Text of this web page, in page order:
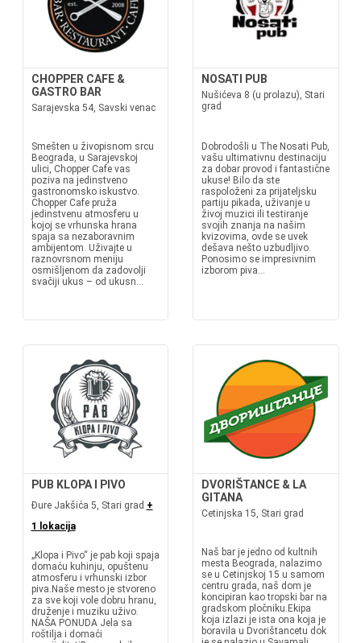
CHOPPER CAFE &
GASTRO BAR
Sarajevska 54, Savski venac
Smešten u živopisnom srcu
Beograda, u Sarajevskoj
ulici, Chopper Cafe vas
poziva na jedinstveno
gastronomsko iskustvo.
Chopper Cafe pruža
jedinstvenu atmosferu u
kojoj se vrhunska hrana
spaja sa nezaboravnim
ambijentom. Uživajte u
raznovrsnom meniju
osmišljenom da zadovolji
svačiji ukus – od ukusn...
NOSATI PUB
Nušićeva 8 (u prolazu), Stari
grad
Dobrodošli u The Nosati Pub,
vašu ultimativnu destinaciju
za dobar provod i fantastične
ukuse! Bilo da ste
raspoloženi za prijateljsku
partiju pikada, uživanje u
živoj muzici ili testiranje
svojih znanja na našim
kvizovima, ovde se uvek
dešava nešto uzbudljivo.
Ponosimo se impresivnim
izborom piva...
PUB KLOPA I PIVO
Đure Jakšića 5, Stari grad +
1 lokacija
„Klopа i Pivo“ je pab koji spaja
domaću kuhinju, opuštenu
atmosferu i vrhunski izbor
piva.Naše mesto je stvoreno
za sve koji vole dobru hranu,
druženje i muziku uživo.
NAŠA PONUDA Jela sa
roštilja i domaći
DVORIŠTANCE & LA
GITANA
Cetinjska 15, Stari grad
Naš bar je jedno od kultnih
mesta Beograda, nalazimo
se u Cetinjskoj 15 u samom
centru grada, naš dom je
koncipiran kao tropski bar na
gradskom pločniku.Ekipa
koja izlazi je ista ona koja je
boravila u Dvorištancetu dok